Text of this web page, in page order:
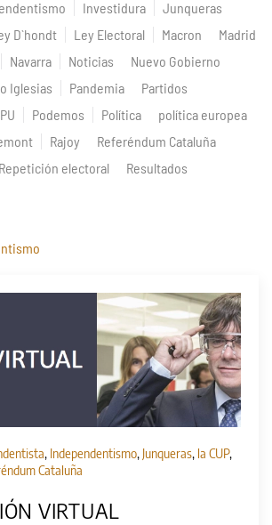
Investidura
Junqueras
D`hondt Ley Electoral Macron
Madrid
Navarra Noticias
Nuevo Gobierno
Iglesias Pandemia
Partidos
Podemos Política
política europea
Rajoy
Referéndum Cataluña
Repetición electoral
Resultados
, Independentismo, Junqueras, la CUP,
Cataluña
VIRTUAL